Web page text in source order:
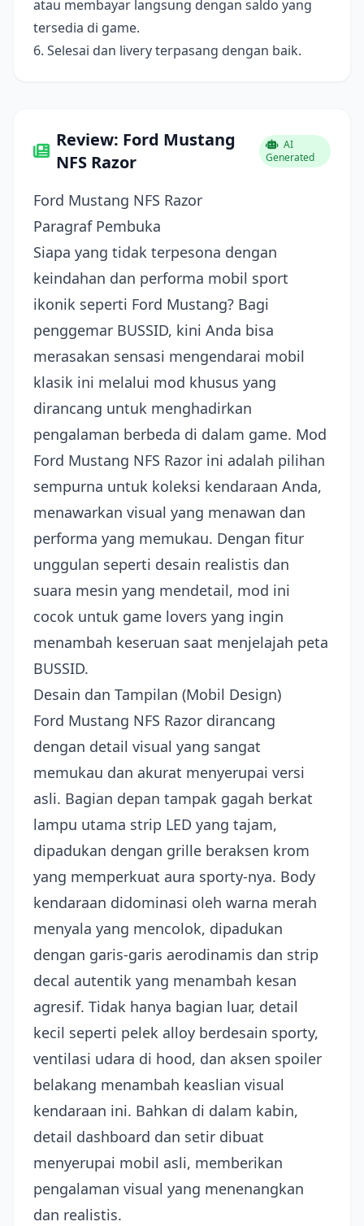
atau membayar langsung dengan saldo yang
tersedia di game.
6. Selesai dan livery terpasang dengan baik.
Review: Ford Mustang
NFS Razor
AI
Generated
Ford Mustang NFS Razor
Paragraf Pembuka
Siapa yang tidak terpesona dengan
keindahan dan performa mobil sport
ikonik seperti Ford Mustang? Bagi
penggemar BUSSID, kini Anda bisa
merasakan sensasi mengendarai mobil
klasik ini melalui mod khusus yang
dirancang untuk menghadirkan
pengalaman berbeda di dalam game. Mod
Ford Mustang NFS Razor ini adalah pilihan
sempurna untuk koleksi kendaraan Anda,
menawarkan visual yang menawan dan
performa yang memukau. Dengan fitur
unggulan seperti desain realistis dan
suara mesin yang mendetail, mod ini
cocok untuk game lovers yang ingin
menambah keseruan saat menjelajah peta
BUSSID.
Desain dan Tampilan (Mobil Design)
Ford Mustang NFS Razor dirancang
dengan detail visual yang sangat
memukau dan akurat menyerupai versi
asli. Bagian depan tampak gagah berkat
lampu utama strip LED yang tajam,
dipadukan dengan grille beraksen krom
yang memperkuat aura sporty-nya. Body
kendaraan didominasi oleh warna merah
menyala yang mencolok, dipadukan
dengan garis-garis aerodinamis dan strip
decal autentik yang menambah kesan
agresif. Tidak hanya bagian luar, detail
kecil seperti pelek alloy berdesain sporty,
ventilasi udara di hood, dan aksen spoiler
belakang menambah keaslian visual
kendaraan ini. Bahkan di dalam kabin,
detail dashboard dan setir dibuat
menyerupai mobil asli, memberikan
pengalaman visual yang menenangkan
dan realistis.